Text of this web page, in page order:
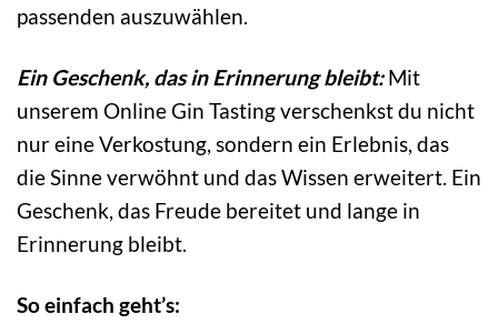
passenden auszuwählen.
Ein Geschenk, das in Erinnerung bleibt:Mit
unserem Online Gin Tasting verschenkst du nicht
nur eine Verkostung, sondern ein Erlebnis, das
die Sinne verwöhnt und das Wissen erweitert. Ein
Geschenk, das Freude bereitet und lange in
Erinnerung bleibt.
So einfach geht’s: